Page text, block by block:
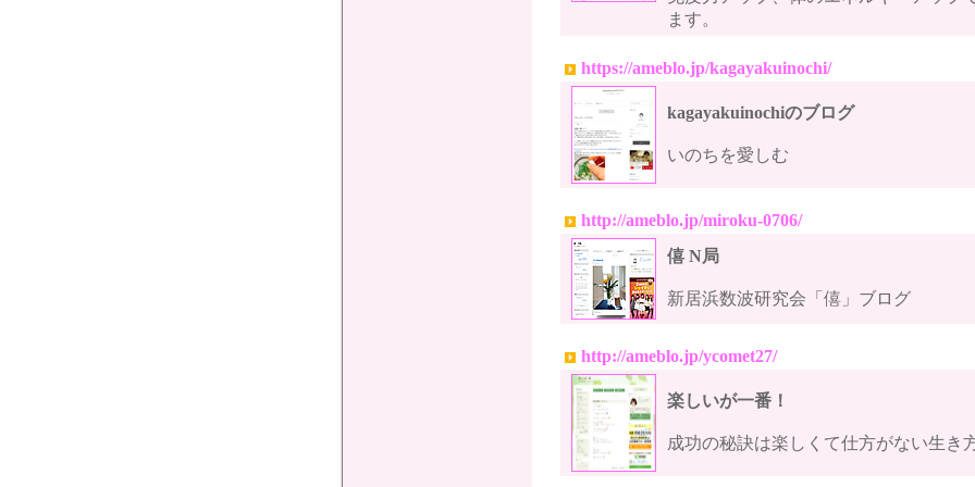
ます。
https://ameblo.jp/kagayakuinochi/
kagayakuinochiのブログ
いのちを愛しむ
http://ameblo.jp/miroku-0706/
僖 N局
新居浜数波研究会「僖」ブログ
http://ameblo.jp/ycomet27/
楽しいが一番！
成功の秘訣は楽しくて仕方がない生き